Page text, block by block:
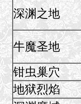
深渊之地
牛魔圣地
钳虫巢穴
地狱烈焰